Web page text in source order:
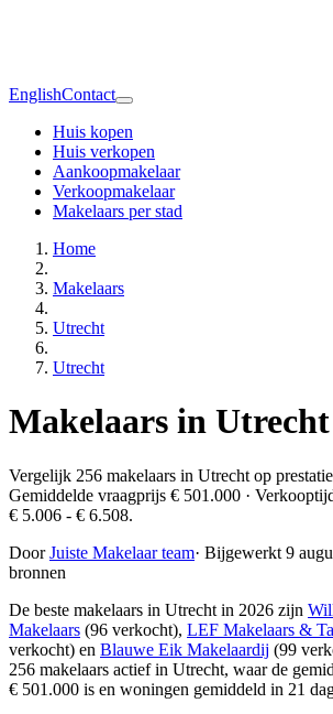
EnglishContact
Huis kopen
Huis verkopen
Aankoopmakelaar
Verkoopmakelaar
Makelaars per stad
Home
Makelaars
Utrecht
Utrecht
Makelaars in Utrecht
Vergelijk 256 makelaars in Utrecht op
Gemiddelde vraagprijs € 501.000 ·
€ 5.006 - € 6.508.
DoorJuiste Makelaar team· Bijgewerkt 9
bronnen
De beste makelaars in Utrecht in 2026 zijn
Makelaars (96 verkocht), LEF Makelaars &
verkocht) en Blauwe Eik Makelaardij (99
256 makelaars actief in Utrecht, waar de
€ 501.000 is en woningen gemiddeld in 21